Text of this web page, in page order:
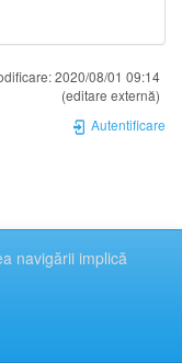
2020/08/01 09:14
(editare externă)
Autentificare
navigării implică